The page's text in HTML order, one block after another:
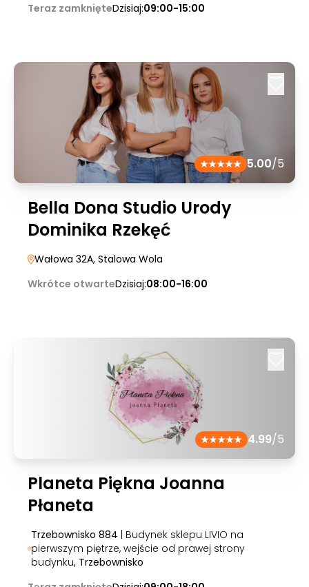
Teraz zamknięteDzisiaj:09:00-15:00
5.00/5
Bella Dona Studio Urody
Dominika Rzekęć
Wałowa 32A, Stalowa Wola
Wkrótce otwarteDzisiaj:08:00-16:00
4.99/5
Planeta Piękna Joanna
Płaneta
Trzebownisko 884 | Budynek sklepu LIVIO na
pierwszym piętrze, wejście od prawej strony
budynku, Trzebownisko